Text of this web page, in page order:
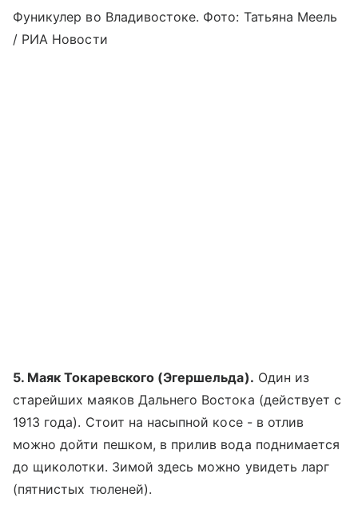
Фуникулер во Владивостоке. Фото: Татьяна Меель
/ РИА Новости
5. Маяк Токаревского (Эгершельда). Один из
старейших маяков Дальнего Востока (действует с
1913 года). Стоит на насыпной косе - в отлив
можно дойти пешком, в прилив вода поднимается
до щиколотки. Зимой здесь можно увидеть ларг
(пятнистых тюленей).